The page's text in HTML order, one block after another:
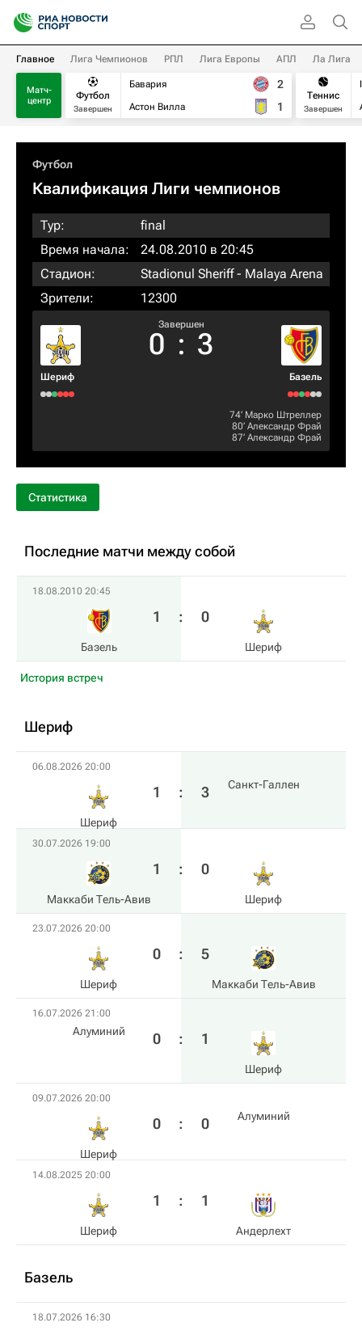
Главное Лига Чемпионов РПЛ Лига Европы АПЛ Ла Лига
Матч-
центр
Футбол
Завершен
Бавария
Астон Вилла
2
1
Теннис
Завершен
Футбол
Квалификация Лиги чемпионов
Тур:
final
Время начала:
24.08.2010 в 20:45
Стадион:
Stadionul Sheriff - Malaya Arena
Зрители:
12300
Шериф
Завершен
0 : 3
Базель
74‎’‎ Марко Штреллер
80‎’‎ Александр Фрай
87‎’‎ Александр Фрай
Статистика
Последние матчи между собой
18.08.2010 20:45
Базель
1 : 0
Шериф
История встреч
Шериф
06.08.2026 20:00
Шериф
1 : 3 Санкт-Галлен
30.07.2026 19:00
Маккаби Тель-Авив
1 : 0
Шериф
23.07.2026 20:00
Шериф
0 : 5
Маккаби Тель-Авив
16.07.2026 21:00
Алуминий 0 : 1
Шериф
09.07.2026 20:00
Шериф
0 : 0 Алуминий
14.08.2025 20:00
Шериф
1 : 1
Андерлехт
Базель
18.07.2026 16:30